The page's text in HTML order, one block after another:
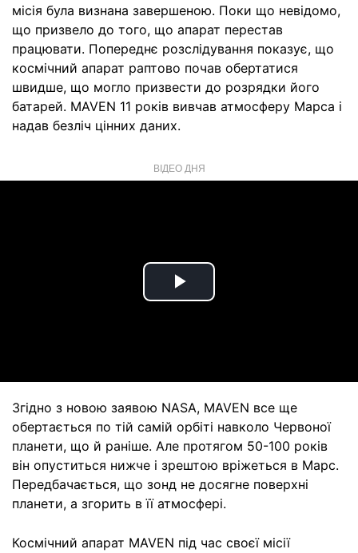
місія була визнана завершеною. Поки що невідомо,
що призвело до того, що апарат перестав
працювати. Попереднє розслідування показує, що
космічний апарат раптово почав обертатися
швидше, що могло призвести до розрядки його
батарей. MAVEN 11 років вивчав атмосферу Марса і
надав безліч цінних даних.
ВІДЕО ДНЯ
Play
Згідно з новою заявою NASA, MAVEN все ще
обертається по тій самій орбіті навколо Червоної
планети, що й раніше. Але протягом 50-100 років
він опуститься нижче і зрештою вріжеться в Марс.
Передбачається, що зонд не досягне поверхні
планети, а згорить в її атмосфері.
Космічний апарат MAVEN під час своєї місії